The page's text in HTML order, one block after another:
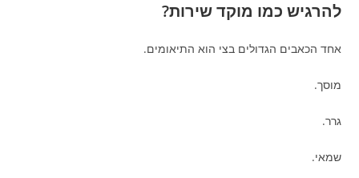
להרגיש כמו מוקד שירות?
אחד הכאבים הגדולים בצי הוא התיאומים.
מוסך.
גרר.
שמאי.